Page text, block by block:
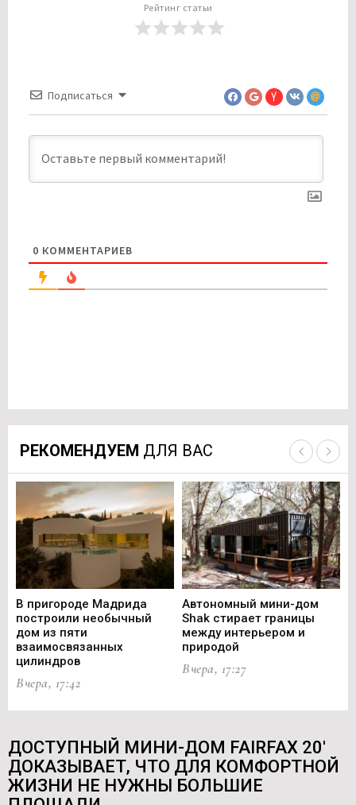
Рейтинг статьи
Подписаться
0 КОММЕНТАРИЕВ
РЕКОМЕНДУЕМ ДЛЯ ВАС
В пригороде Мадрида
построили необычный
дом из пяти
взаимосвязанных
цилиндров
Вчера, 17:42
Автономный мини-дом
Shak стирает границы
между интерьером и
природой
Вчера, 17:27
ДОСТУПНЫЙ МИНИ-ДОМ FAIRFAX 20'
ДОКАЗЫВАЕТ, ЧТО ДЛЯ КОМФОРТНОЙ
ЖИЗНИ НЕ НУЖНЫ БОЛЬШИЕ